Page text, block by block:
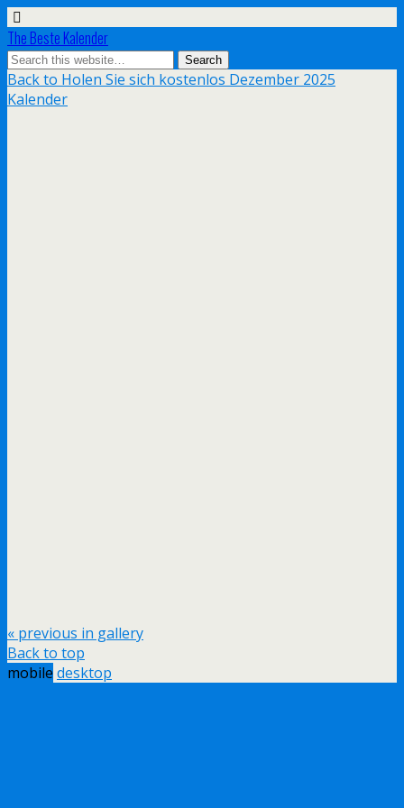
The Beste Kalender
Back to Holen Sie sich kostenlos Dezember 2025
Kalender
« previous in gallery
Back to top
mobile desktop